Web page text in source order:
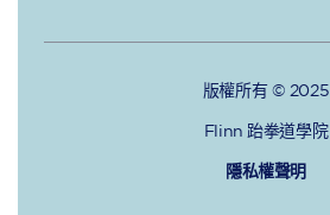
版權所有 © 2025
Flinn 跆拳道學院
隱私權聲明